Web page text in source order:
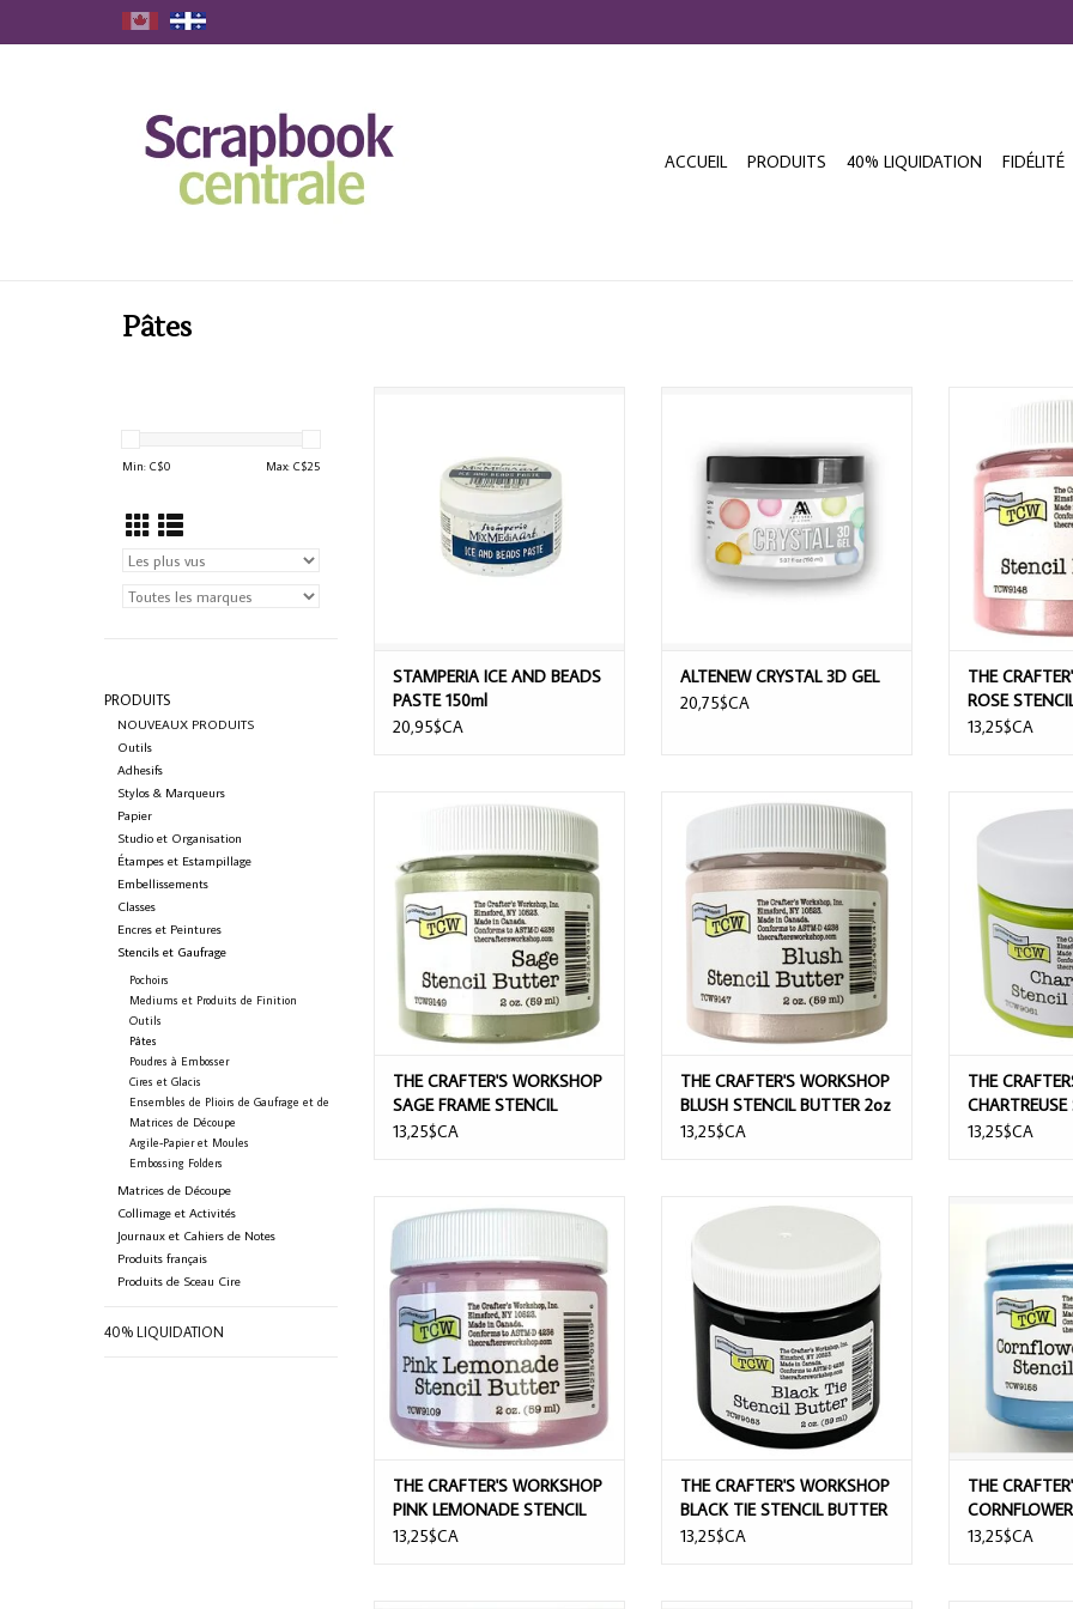
ACCUEIL PRODUITS 40% LIQUIDATION FIDÉLITÉ
Pâtes
Min: C$0 Max: C$25
PRODUITS
NOUVEAUX PRODUITS
Outils
Adhesifs
Stylos & Marqueurs
Papier
Studio et Organisation
Étampes et Estampillage
Embellissements
Classes
Encres et Peintures
Stencils et Gaufrage
Pochoirs
Mediums et Produits de Finition
Outils
Pâtes
Poudres à Embosser
Cires et Glacis
Ensembles de Plioirs de Gaufrage et de
Matrices de Découpe
Argile-Papier et Moules
Embossing Folders
Matrices de Découpe
Collimage et Activités
Journaux et Cahiers de Notes
Produits français
Produits de Sceau Cire
40% LIQUIDATION
STAMPERIA ICE AND BEADS
PASTE 150ml
20,95$CA
ALTENEW CRYSTAL 3D GEL
20,75$CA
THE CRAFTER'S
AJOUTER
THE
ROSE
13,25$CA
THE CRAFTER'S WORKSHOP SAGE
FRAME STENCIL BUTTER 2oz
AJOUTER AU PANIER
THE CRAFTER'S WORKSHOP
SAGE FRAME STENCIL
BUTTER 2oz
13,25$CA
THE CRAFTER'S WORKSHOP BLUSH
AJOUTER AU PANIER
THE CRAFTER'S WORKSHOP
BLUSH STENCIL BUTTER 2oz
13,25$CA
CHARTREUSE
THE
BUTTER 2oz
13,25$CA
THE CRAFTER'S WORKSHOP PINK
LEMONADE STENCIL BUTTER 2oz
AJOUTER AU PANIER
THE CRAFTER'S WORKSHOP
PINK LEMONADE STENCIL
BUTTER 2oz
13,25$CA
THE CRAFTER'S WORKSHOP BLACK
TIE STENCIL BUTTER 2oz
AJOUTER AU PANIER
THE CRAFTER'S WORKSHOP
BLACK TIE STENCIL BUTTER
2oz
13,25$CA
AJOUTER
THE
BUTTER 2oz
13,25$CA